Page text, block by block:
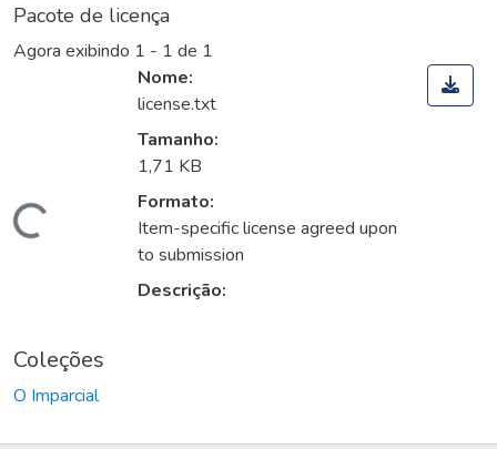
Pacote de licença
Agora exibindo 1 - 1 de 1
Carregando...
Nome:
license.txt
Tamanho:
1,71 KB
Formato:
Item-specific license agreed upon
to submission
Descrição:
Coleções
O Imparcial